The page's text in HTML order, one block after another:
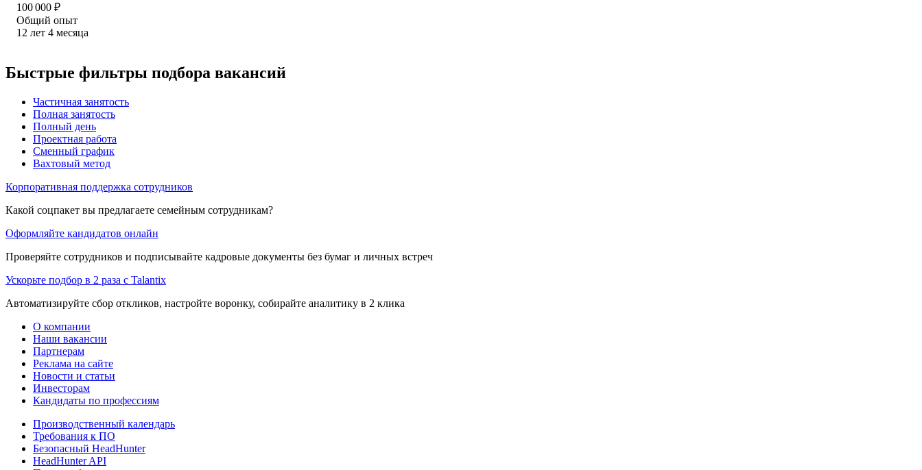
100 000 ₽
Общий опыт
12 лет 4 месяца
Быстрые фильтры подбора вакансий
Частичная занятость
Полная занятость
Полный день
Проектная работа
Сменный график
Вахтовый метод
Корпоративная поддержка сотрудников
Какой соцпакет вы предлагаете семейным сотрудникам?
Оформляйте кандидатов онлайн
Проверяйте сотрудников и подписывайте кадровые документы без бумаг и личных встреч
Ускорьте подбор в 2 раза с Talantix
Автоматизируйте сбор откликов, настройте воронку, собирайте аналитику в 2 клика
О компании
Наши вакансии
Партнерам
Реклама на сайте
Новости и статьи
Инвесторам
Кандидаты по профессиям
Производственный календарь
Требования к ПО
Безопасный HeadHunter
HeadHunter API